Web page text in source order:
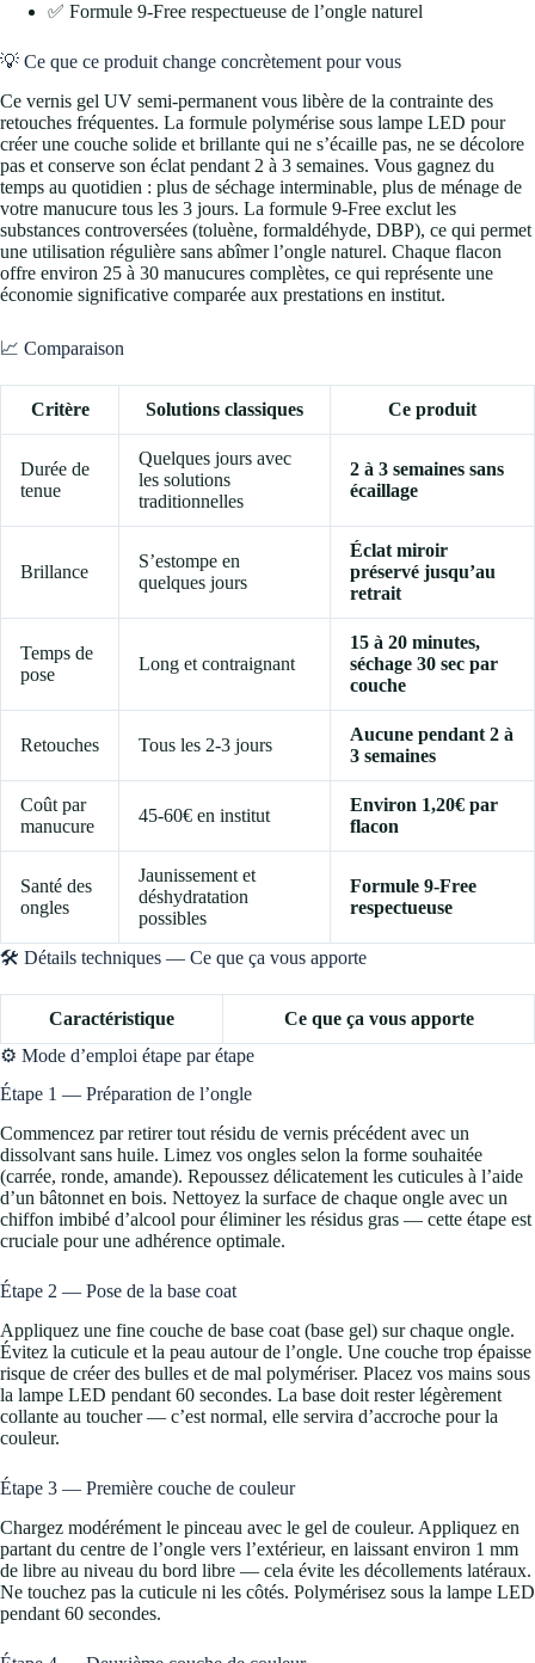
✅ Formule 9-Free respectueuse de l’ongle naturel
💡 Ce que ce produit change concrètement pour vous
Ce vernis gel UV semi-permanent vous libère de la contrainte des
retouches fréquentes. La formule polymérise sous lampe LED pour
créer une couche solide et brillante qui ne s’écaille pas, ne se décolore
pas et conserve son éclat pendant 2 à 3 semaines. Vous gagnez du
temps au quotidien : plus de séchage interminable, plus de ménage de
votre manucure tous les 3 jours. La formule 9-Free exclut les
substances controversées (toluène, formaldéhyde, DBP), ce qui permet
une utilisation régulière sans abîmer l’ongle naturel. Chaque flacon
offre environ 25 à 30 manucures complètes, ce qui représente une
économie significative comparée aux prestations en institut.
📈 Comparaison
Critère Solutions classiques Ce produit
Durée de
tenue
Quelques jours avec
les solutions
traditionnelles
2 à 3 semaines sans
écaillage
Brillance
S’estompe en
quelques jours
Éclat miroir
préservé jusqu’au
retrait
Temps de
pose
Long et contraignant
15 à 20 minutes,
séchage 30 sec par
couche
Retouches Tous les 2-3 jours
Aucune pendant 2 à
3 semaines
Coût par
manucure
45-60€ en institut
Environ 1,20€ par
flacon
Santé des
ongles
Jaunissement et
déshydratation
possibles
Formule 9-Free
respectueuse
🛠️ Détails techniques — Ce que ça vous apporte
Caractéristique
Ce que ça vous apporte
⚙️ Mode d’emploi étape par étape
Étape 1 — Préparation de l’ongle
Commencez par retirer tout résidu de vernis précédent avec un
dissolvant sans huile. Limez vos ongles selon la forme souhaitée
(carrée, ronde, amande). Repoussez délicatement les cuticules à l’aide
d’un bâtonnet en bois. Nettoyez la surface de chaque ongle avec un
chiffon imbibé d’alcool pour éliminer les résidus gras — cette étape est
cruciale pour une adhérence optimale.
Étape 2 — Pose de la base coat
Appliquez une fine couche de base coat (base gel) sur chaque ongle.
Évitez la cuticule et la peau autour de l’ongle. Une couche trop épaisse
risque de créer des bulles et de mal polymériser. Placez vos mains sous
la lampe LED pendant 60 secondes. La base doit rester légèrement
collante au toucher — c’est normal, elle servira d’accroche pour la
couleur.
Étape 3 — Première couche de couleur
Chargez modérément le pinceau avec le gel de couleur. Appliquez en
partant du centre de l’ongle vers l’extérieur, en laissant environ 1 mm
de libre au niveau du bord libre — cela évite les décollements latéraux.
Ne touchez pas la cuticule ni les côtés. Polymérisez sous la lampe LED
pendant 60 secondes.